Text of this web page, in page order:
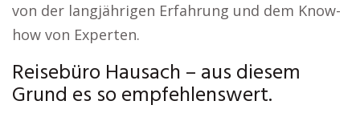
von der langjährigen Erfahrung und dem Know-
how von Experten.
Reisebüro Hausach – aus diesem
Grund es so empfehlenswert.